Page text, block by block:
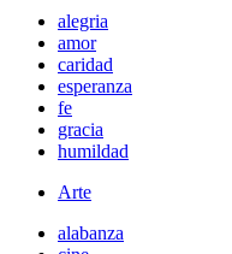
alegria
amor
caridad
esperanza
fe
gracia
humildad
Arte
alabanza